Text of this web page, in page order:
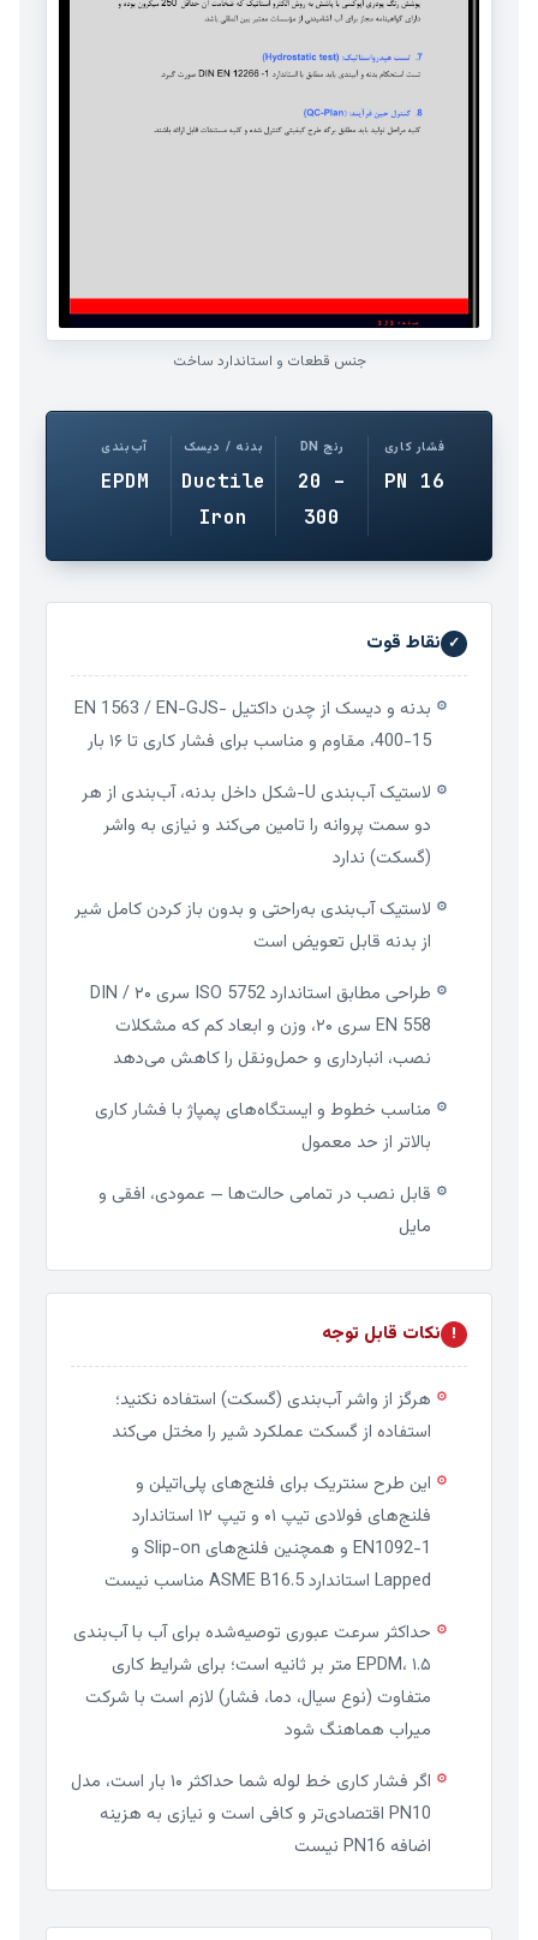
جنس قطعات و استاندارد ساخت
فشار کاری
PN 16
رنج DN
20 –
300
بدنه / دیسک
Ductile
Iron
آب‌بندی
EPDM
✓ نقاط قوت
⚙
بدنه و دیسک از چدن داکتیل EN 1563 / EN-GJS-
400-15، مقاوم و مناسب برای فشار کاری تا ۱۶ بار
⚙
لاستیک آب‌بندی U-شکل داخل بدنه، آب‌بندی از هر
دو سمت پروانه را تامین می‌کند و نیازی به واشر
(گسکت) ندارد
⚙ لاستیک آب‌بندی به‌راحتی و بدون باز کردن کامل شیر
از بدنه قابل تعویض است
⚙
طراحی مطابق استاندارد ISO 5752 سری ۲۰ / DIN
EN 558 سری ۲۰، وزن و ابعاد کم که مشکلات
نصب، انبارداری و حمل‌ونقل را کاهش می‌دهد
⚙ مناسب خطوط و ایستگاه‌های پمپاژ با فشار کاری
بالاتر از حد معمول
⚙ قابل نصب در تمامی حالت‌ها — عمودی، افقی و
مایل
! نکات قابل توجه
⚙ هرگز از واشر آب‌بندی (گسکت) استفاده نکنید؛
استفاده از گسکت عملکرد شیر را مختل می‌کند
⚙ این طرح سنتریک برای فلنج‌های پلی‌اتیلن و
فلنج‌های فولادی تیپ ۰۱ و تیپ ۱۲ استاندارد
EN1092-1 و همچنین فلنج‌های Slip-on و
Lapped استاندارد ASME B16.5 مناسب نیست
⚙ حداکثر سرعت عبوری توصیه‌شده برای آب با آب‌بندی
EPDM، ۱.۵ متر بر ثانیه است؛ برای شرایط کاری
متفاوت (نوع سیال، دما، فشار) لازم است با شرکت
میراب هماهنگ شود
⚙
اگر فشار کاری خط لوله شما حداکثر ۱۰ بار است، مدل
PN10 اقتصادی‌تر و کافی است و نیازی به هزینه
اضافه PN16 نیست